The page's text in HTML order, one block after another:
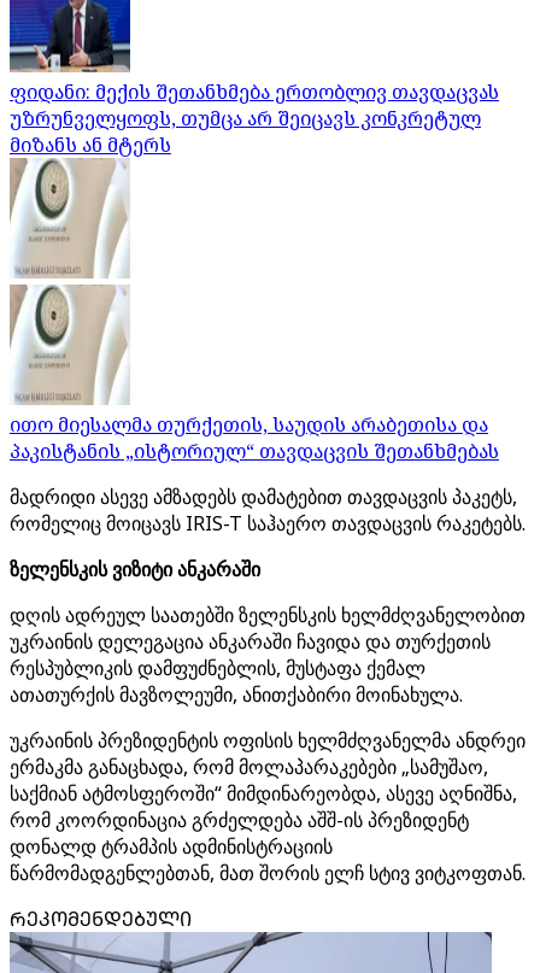
ფიდანი: მექის შეთანხმება ერთობლივ თავდაცვას
უზრუნველყოფს, თუმცა არ შეიცავს კონკრეტულ
მიზანს ან მტერს
ითო მიესალმა თურქეთის, საუდის არაბეთისა და
პაკისტანის „ისტორიულ“ თავდაცვის შეთანხმებას
მადრიდი ასევე ამზადებს დამატებით თავდაცვის პაკეტს,
რომელიც მოიცავს IRIS-T საჰაერო თავდაცვის რაკეტებს.
ზელენსკის ვიზიტი ანკარაში
დღის ადრეულ საათებში ზელენსკის ხელმძღვანელობით
უკრაინის დელეგაცია ანკარაში ჩავიდა და თურქეთის
რესპუბლიკის დამფუძნებლის, მუსტაფა ქემალ
ათათურქის მავზოლეუმი, ანითქაბირი მოინახულა.
უკრაინის პრეზიდენტის ოფისის ხელმძღვანელმა ანდრეი
ერმაკმა განაცხადა, რომ მოლაპარაკებები „სამუშაო,
საქმიან ატმოსფეროში“ მიმდინარეობდა, ასევე აღნიშნა,
რომ კოორდინაცია გრძელდება აშშ-ის პრეზიდენტ
დონალდ ტრამპის ადმინისტრაციის
წარმომადგენლებთან, მათ შორის ელჩ სტივ ვიტკოფთან.
ᲠᲔᲙᲝᲛᲔᲜᲓᲔᲑᲣᲚᲘ